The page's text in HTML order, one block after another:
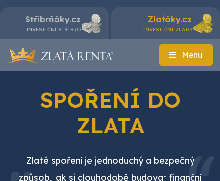
Stříbrňáky.cz
INVESTIČNÍ STŘÍBRO
Zlaťáky.cz
INVESTIČNÍ ZLATO
Menu
SPOŘENÍ DO
ZLATA
Zlaté spoření je jednoduchý a bezpečný
způsob, jak si dlouhodobě budovat finanční